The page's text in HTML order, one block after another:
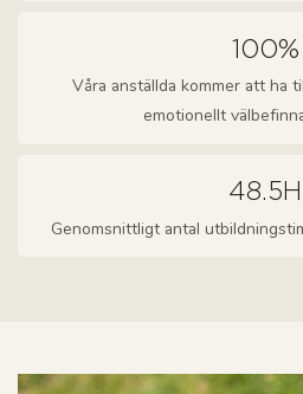
100%
Våra anställda kommer att ha
emotionellt
48.5H
Genomsnittligt antal